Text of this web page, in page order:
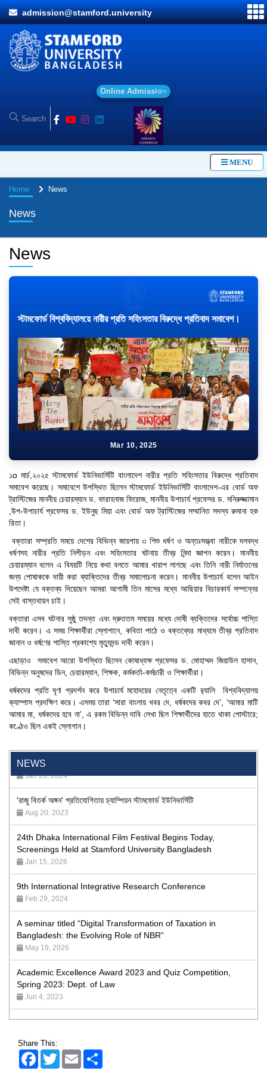
admission@stamford.university
Onl ine Ad mission
MENU
Home News
News
NEWS
Program
Jan 26, 2024
'রাজু বিতর্ক অঙ্গন' প্রতিযোগিতায় চ্যাম্পিয়ন স্টামফোর্ড ইউনিভার্সিটি
Aug 20, 2023
24th Dhaka International Film Festival Begins Today,
Screenings Held at Stamford University Bangladesh
Jan 15, 2026
9th International Integrative Research Conference
Feb 29, 2024
A seminar titled “Digital Transformation of Taxation in
Bangladesh: the Evolving Role of NBR”
May 19, 2026
Academic Excellence Award 2023 and Quiz Competition,
Spring 2023: Dept. of Law
Jun 4, 2023
Admission Fair Spring 2026 underway at Stamford University
Bangladesh
Admission Fair Summer 2026 underway at Stamford
University Bangladesh
Share This:
FacebookTwitter Email
News
স্টামফোর্ড বিশ্ববিদ্যালয়ে নারীর প্রতি সহিংসতার বিরুদ্ধে প্রতিবাদ সমাবেশ।
Mar 10, 2025
১o মার্চ,২০২৫ স্টামফোর্ড ইউনিভার্সিটি বাংলাদেশ নারীর প্রতি সহিংসতার বিরুদ্ধে প্রতিবাদ
সমাবেশ করেছে। সমাবেশে উপস্থিত ছিলেন স্টামফোর্ড ইউনিভার্সিটি বাংলাদেশ-এর বোর্ড অফ
ট্রাস্টিজের মাননীয় চেয়ারম্যান ড. ফারাহনাজ ফিরোজ, মাননীয় উপাচার্য প্রফেসর ড. মনিরুজ্জামান
,উপ-উপাচার্য প্রফেসর ড. ইউনুছ মিয়া এবং বোর্ড অফ ট্রাস্টিজের সম্মানিত সদস্য রুমানা হক
রিতা।
বক্তারা সম্প্রতি সময়ে দেশের বিভিন্ন জায়গায় ৩ শিশু ধর্ষণ ও অন্তঃসত্ত্বা নারীকে দলবদ্ধ
ধর্ষণসহ নারীর প্রতি নিপীড়ন এবং সহিংসতার ঘটনায় তীব্র নিন্দা জ্ঞাপন করেন। মাননীয়
চেয়ারম্যান বলেন এ বিযয়টি নিয়ে কথা বলতে আমার খারাপ লাগছে এবং তিনি নারী নির্যাতনের
জন্য পোষাককে দায়ী করা ব্যাক্তিদের তীব্র সমালোচনা করেন। মাননীয় উপাচার্য বলেন আইন
উপদেষ্টা যে বক্তব্য দিয়েছেন আমরা আগামী তিন মাসের মধ্যে আছিয়ার বিচারকার্য সম্পন্নের
সেই বাস্তবায়ন চাই।
বক্তারা এসব ঘটনার সুষ্ঠু তদন্ত এবং দ্রুততম সময়ের মধ্যে দোষী ব্যক্তিদের সর্বোচ্চ শাস্তি
দাবী করেন। এ সময় শিক্ষার্থীরা স্লোগানে, কবিতা পাঠে ও বক্তব্যের মাধ্যমে তীব্র প্রতিবাদ
জানান ও ধর্ষণের শাস্তি প্রকাশ্যে মৃত্যুদন্ড দাবী করেন।
এছাড়াও সমাবেশ আরো উপস্থিত ছিলেন কোষাধ্যক্ষ প্রফেসর ড. মোহাম্মদ জিয়াউল হাসান,
বিভিন্ন অনুষদের ডিন, চেয়ারম্যান, শিক্ষক, কর্মকর্তা-কর্মচারী ও শিক্ষার্থীরা।
ধর্ষকদের প্রতি ঘৃণা প্রদর্শন করে উপাচার্য মহোদয়ের নেতৃত্বে একটি র‍্যালি বিশ্ববিদ্যালয়
ক্যাম্পাস প্রদক্ষিণ করে। এসময় তারা ‘সারা বাংলায় খবর দে, ধর্ষকদের কবর দে’, ‘আমার মাটি
আমার মা, ধর্ষকদের হবে না’, এ রকম বিভিন্ন দাবি লেখা ছিল শিক্ষার্থীদের হাতে থাকা পোস্টারে;
কণ্ঠেও ছিল একই স্লোগান।